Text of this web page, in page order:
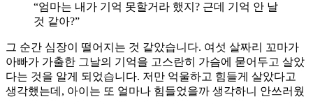
“엄마는 내가 기억 못할거라 했지? 근데 기억 안 날
것 같아?”
그 순간 심장이 떨어지는 것 같았습니다. 여섯 살짜리 꼬마가
아빠가 가출한 그날의 기억을 고스란히 가슴에 묻어두고 살았
다는 것을 알게 되었습니다. 저만 억울하고 힘들게 살았다고
생각했는데, 아이는 또 얼마나 힘들었을까 생각하니 안쓰러웠